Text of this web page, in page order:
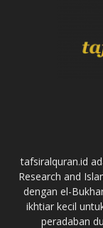
tafsiralquran.id
Research and
dengan el-
ikhtiar kecil
peradaban